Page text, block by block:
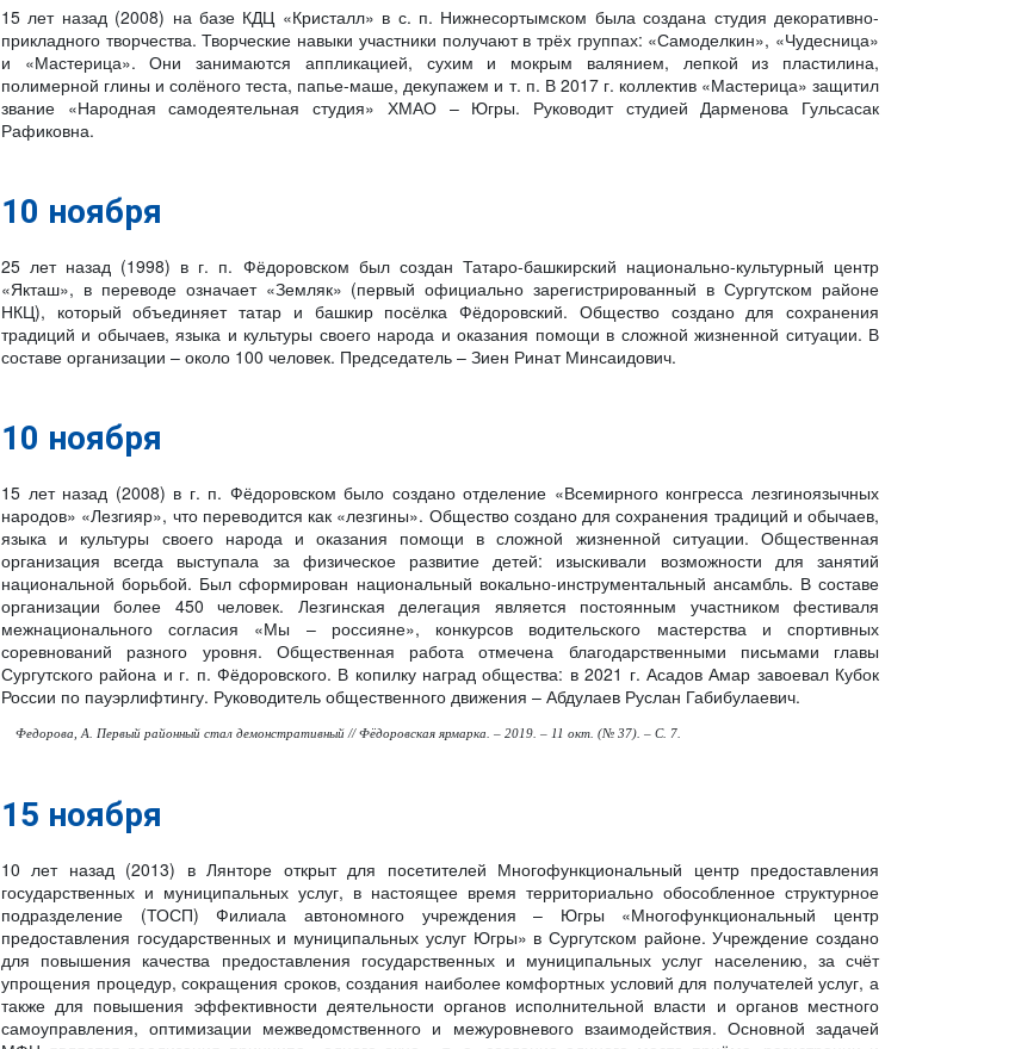
15 лет назад (2008) на базе КДЦ «Кристалл» в с. п. Нижнесортымском была создана студия декоративно-
прикладного творчества. Творческие навыки участники получают в трёх группах: «Самоделкин», «Чудесница»
и «Мастерица». Они занимаются аппликацией, сухим и мокрым валянием, лепкой из пластилина,
полимерной глины и солёного теста, папье-маше, декупажем и т. п. В 2017 г. коллектив «Мастерица» защитил
звание «Народная самодеятельная студия» ХМАО – Югры. Руководит студией Дарменова Гульсасак
Рафиковна.
10 ноября
25 лет назад (1998) в г. п. Фёдоровском был создан Татаро-башкирский национально-культурный центр
«Якташ», в переводе означает «Земляк» (первый официально зарегистрированный в Сургутском районе
НКЦ), который объединяет татар и башкир посёлка Фёдоровский. Общество создано для сохранения
традиций и обычаев, языка и культуры своего народа и оказания помощи в сложной жизненной ситуации. В
составе организации – около 100 человек. Председатель – Зиен Ринат Минсаидович.
10 ноября
15 лет назад (2008) в г. п. Фёдоровском было создано отделение «Всемирного конгресса лезгиноязычных
народов» «Лезгияр», что переводится как «лезгины». Общество создано для сохранения традиций и обычаев,
языка и культуры своего народа и оказания помощи в сложной жизненной ситуации. Общественная
организация всегда выступала за физическое развитие детей: изыскивали возможности для занятий
национальной борьбой. Был сформирован национальный вокально-инструментальный ансамбль. В составе
организации более 450 человек. Лезгинская делегация является постоянным участником фестиваля
межнационального согласия «Мы – россияне», конкурсов водительского мастерства и спортивных
соревнований разного уровня. Общественная работа отмечена благодарственными письмами главы
Сургутского района и г. п. Фёдоровского. В копилку наград общества: в 2021 г. Асадов Амар завоевал Кубок
России по пауэрлифтингу. Руководитель общественного движения – Абдулаев Руслан Габибулаевич.
Федорова, А. Первый районный стал демонстративный // Фёдоровская ярмарка. – 2019. – 11 окт. (№ 37). – С. 7.
15 ноября
10 лет назад (2013) в Лянторе открыт для посетителей Многофункциональный центр предоставления
государственных и муниципальных услуг, в настоящее время территориально обособленное структурное
подразделение (ТОСП) Филиала автономного учреждения – Югры «Многофункциональный центр
предоставления государственных и муниципальных услуг Югры» в Сургутском районе. Учреждение создано
для повышения качества предоставления государственных и муниципальных услуг населению, за счёт
упрощения процедур, сокращения сроков, создания наиболее комфортных условий для получателей услуг, а
также для повышения эффективности деятельности органов исполнительной власти и органов местного
самоуправления, оптимизации межведомственного и межуровневого взаимодействия. Основной задачей